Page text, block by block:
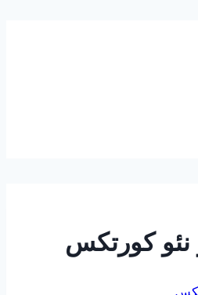
نئو کورتکس